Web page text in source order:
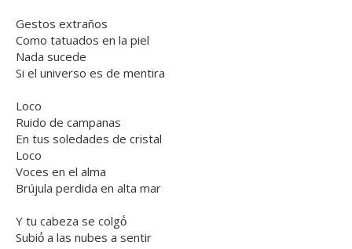
Gestos extraños
Como tatuados en la piel
Nada sucede
Si el universo es de mentira
Loco
Ruido de campanas
En tus soledades de cristal
Loco
Voces en el alma
Brújula perdida en alta mar
Y tu cabeza se colgó́
Subió́ a las nubes a sentir